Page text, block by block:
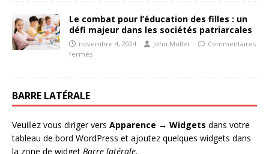
Le combat pour l’éducation des filles : un
défi majeur dans les sociétés patriarcales
novembre 4, 2024 John Muller
Commentaires
fermés
BARRE LATÉRALE
Veuillez vous diriger vers Apparence → Widgets dans votre
tableau de bord WordPress et ajoutez quelques widgets dans
la zone de widget Barre latérale.